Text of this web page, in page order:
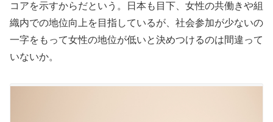
コアを示すからだという。日本も目下、女性の共働きや組
織内での地位向上を目指しているが、社会参加が少ないの
一字をもって女性の地位が低いと決めつけるのは間違って
いないか。